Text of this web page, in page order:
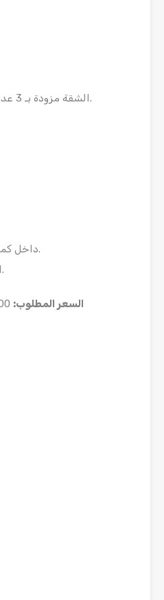
الشقة مزودة بـ 3 عدادات: كهرباء، غاز، مياه.
داخل كمبوند حورس المخابرات.
الشقة خالصة الأقساط.
السعر المطلوب: